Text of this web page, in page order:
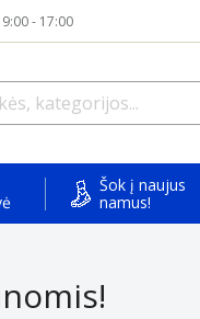
9:00 - 17:00
Šok į naujus
namus!